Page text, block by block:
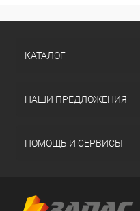
КАТАЛОГ
НАШИ ПРЕДЛОЖЕНИЯ
ПОМОЩЬ И СЕРВИСЫ